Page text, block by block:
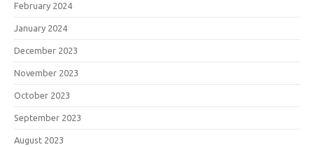
February 2024
January 2024
December 2023
November 2023
October 2023
September 2023
August 2023